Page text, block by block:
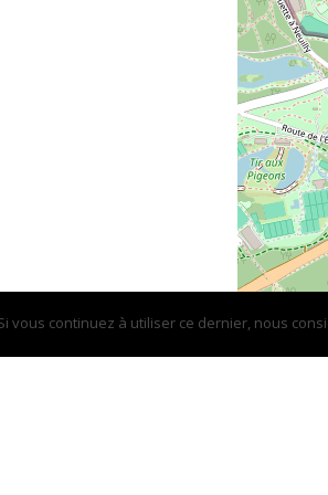
continuez à utiliser ce dernier, nous